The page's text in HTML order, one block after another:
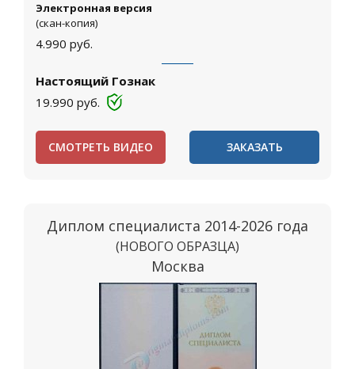
Электронная версия
(скан-копия)
4.990 руб.
Настоящий Гознак
19.990 руб.
СМОТРЕТЬ ВИДЕО ЗАКАЗАТЬ
Диплом специалиста 2014-2026 года
(НОВОГО ОБРАЗЦА)
Москва